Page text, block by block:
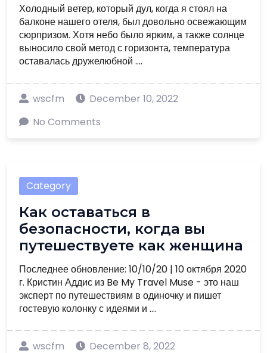
Холодный ветер, который дул, когда я стоял на
балконе нашего отеля, был довольно освежающим
сюрпризом. Хотя небо было ярким, а также солнце
выносило свой метод с горизонта, температура
оставалась дружелюбной ....
wscfm
December 10, 2022
No Comments
Category
Как оставаться в
безопасности, когда вы
путешествуете как женщина
Последнее обновление: 10/10/20 | 10 октября 2020
г. Кристин Аддис из Be My Travel Muse - это наш
эксперт по путешествиям в одиночку и пишет
гостевую колонку с идеями и ....
wscfm
December 8, 2022